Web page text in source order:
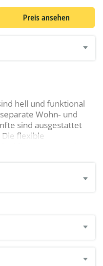
Preis ansehen
hell und funktional
Wohn‑ und
sind ausgestattet
flexible
für Paare, Familien